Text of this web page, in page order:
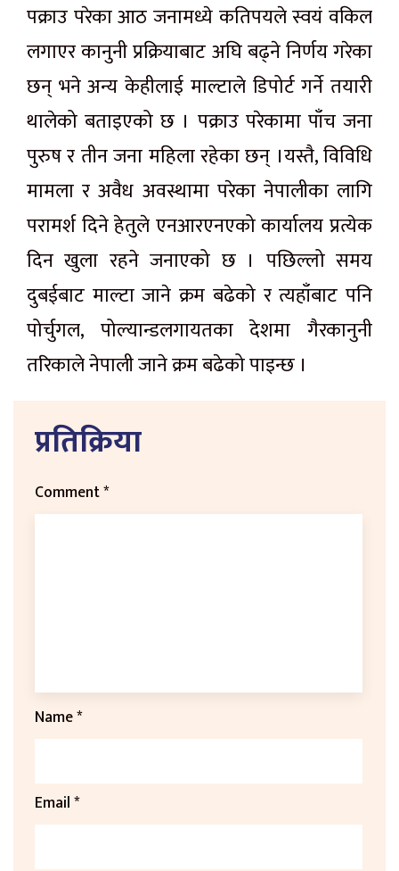
पक्राउ परेका आठ जनामध्ये कतिपयले स्वयं वकिल
लगाएर कानुनी प्रक्रियाबाट अघि बढ्ने निर्णय गरेका
छन् भने अन्य केहीलाई माल्टाले डिपोर्ट गर्ने तयारी
थालेको बताइएको छ । पक्राउ परेकामा पाँच जना
पुरुष र तीन जना महिला रहेका छन् ।यस्तै, विविधि
मामला र अवैध अवस्थामा परेका नेपालीका लागि
परामर्श दिने हेतुले एनआरएनएको कार्यालय प्रत्येक
दिन खुला रहने जनाएको छ । पछिल्लो समय
दुबईबाट माल्टा जाने क्रम बढेको र त्यहाँबाट पनि
पोर्चुगल, पोल्यान्डलगायतका देशमा गैरकानुनी
तरिकाले नेपाली जाने क्रम बढेको पाइन्छ ।
प्रतिक्रिया
Comment*
Name*
Email*